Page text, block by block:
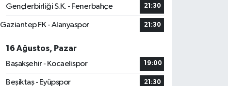
Gençlerbirliği S.K. - Fenerbahçe 21:30
Gaziantep FK - Alanyaspor 21:30
16 Ağustos, Pazar
Başakşehir - Kocaelispor
19:00
Beşiktaş - Eyüpspor 21:30